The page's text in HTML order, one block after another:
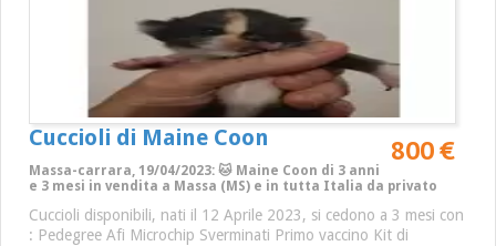
Cuccioli di Maine Coon 800 €
Massa-carrara, 19/04/2023: 🐱 Maine Coon di 3 anni
e 3 mesi in vendita a Massa (MS) e in tutta Italia da privato
Cuccioli disponibili, nati il 12 Aprile 2023, si cedono a 3 mesi con
: Pedegree Afi Microchip Sverminati Primo vaccino Kit di